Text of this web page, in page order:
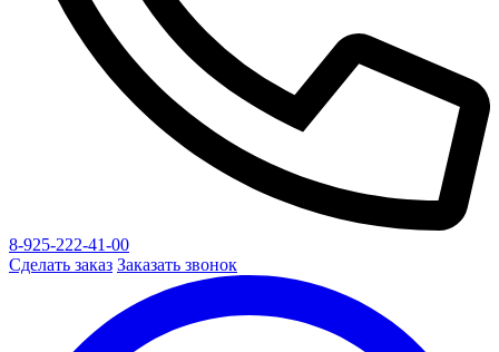
8-925-222-41-00
Сделать заказ Заказать звонок